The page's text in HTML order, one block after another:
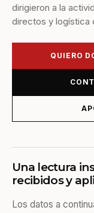
dirigieron a la
directos y logística
QUIERO
Una lectura
recibidos y
Los datos a